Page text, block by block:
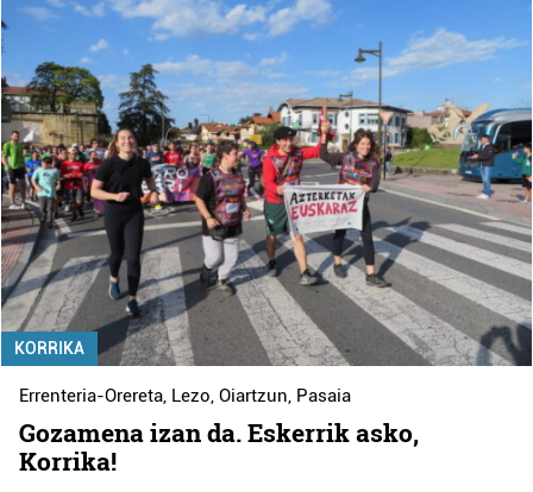
KORRIKA
Errenteria-Orereta, Lezo,Oiartzun, Pasaia
Gozamena izan da. Eskerrik asko,
Korrika!